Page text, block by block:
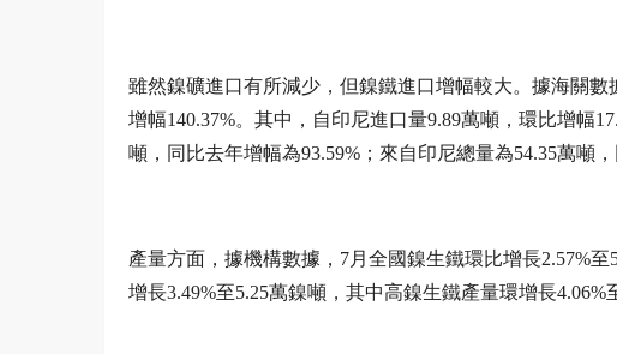
雖然鎳礦進口有所減少，但鎳鐵進口增幅較大。據海關數
增幅140.37%。其中，自印尼進口量9.89萬噸，環比增幅
噸，同比去年增幅為93.59%；來自印尼總量為54.35萬噸，
產量方面，據機構數據，7月全國鎳生鐵環比增長2.57%
增長3.49%至5.25萬鎳噸，其中高鎳生鐵產量環增長4.06%